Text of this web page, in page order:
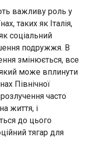
важливу роль у
таких як Італія,
соціальний
подружжя. В
змінюється, все
може вплинути
Північної
часто
життя, і
до цього
тягар для